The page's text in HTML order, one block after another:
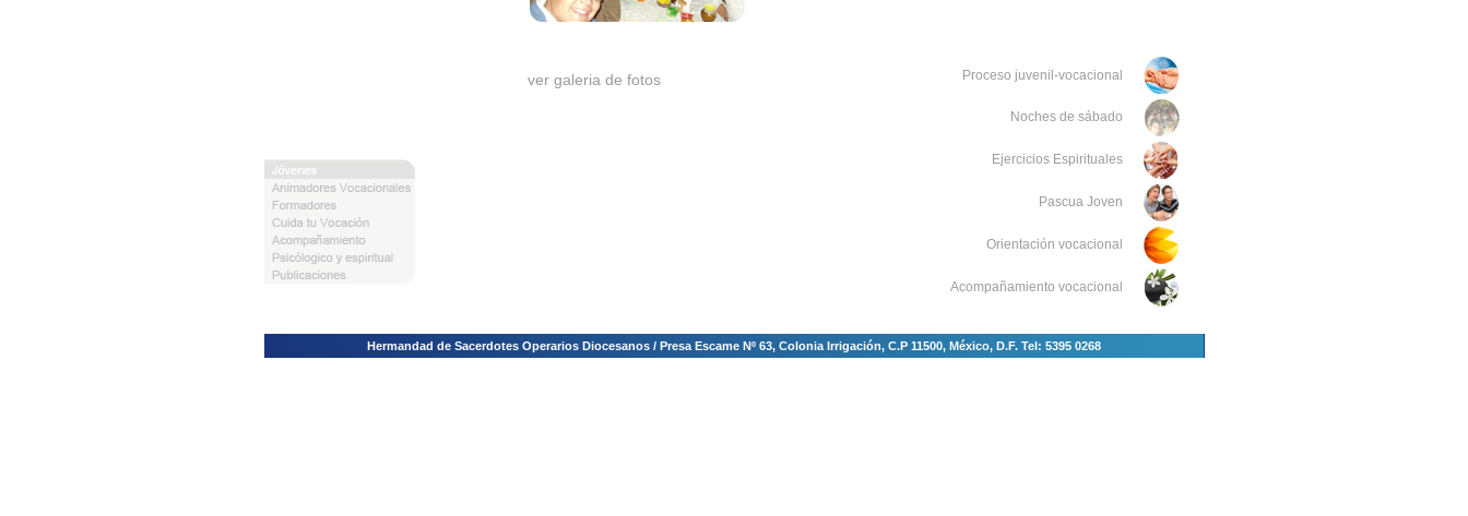
ver galeria de fotos Proceso juvenil-vocacional
Noches de sábado
Ejercicios Espirituales
Pascua Joven
Orientación vocacional
Acompañamiento vocacional
Hermandad de Sacerdotes Operarios Diocesanos / Presa Escame Nº 63, Colonia Irrigación, C.P 11500, México, D.F. Tel: 5395 0268